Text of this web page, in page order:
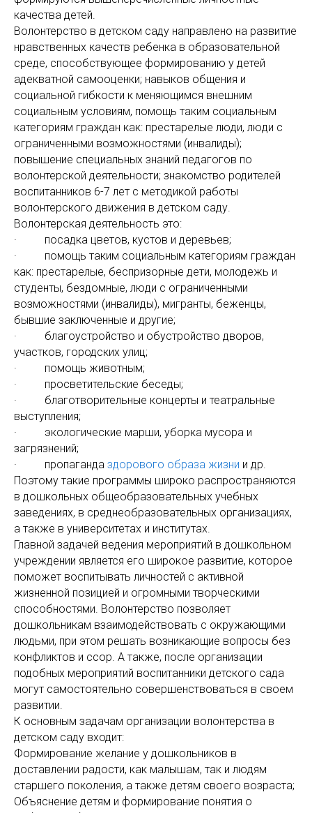
качества детей.
Волонтерство в детском саду направлено на развитие
нравственных качеств ребенка в образовательной
среде, способствующее формированию у детей
адекватной самооценки; навыков общения и
социальной гибкости к меняющимся внешним
социальным условиям, помощь таким социальным
категориям граждан как: престарелые люди, люди с
ограниченными возможностями (инвалиды);
повышение специальных знаний педагогов по
волонтерской деятельности; знакомство родителей
воспитанников 6-7 лет с методикой работы
волонтерского движения в детском саду.
Волонтерская деятельность это:
· посадка цветов, кустов и деревьев;
· помощь таким социальным категориям граждан
как: престарелые, беспризорные дети, молодежь и
студенты, бездомные, люди с ограниченными
возможностями (инвалиды), мигранты, беженцы,
бывшие заключенные и другие;
· благоустройство и обустройство дворов,
участков, городских улиц;
· помощь животным;
· просветительские беседы;
· благотворительные концерты и театральные
выступления;
· экологические марши, уборка мусора и
загрязнений;
· пропаганда здорового образа жизни и др.
Поэтому такие программы широко распространяются
в дошкольных общеобразовательных учебных
заведениях, в среднеобразовательных организациях,
а также в университетах и институтах.
Главной задачей ведения мероприятий в дошкольном
учреждении является его широкое развитие, которое
поможет воспитывать личностей с активной
жизненной позицией и огромными творческими
способностями. Волонтерство позволяет
дошкольникам взаимодействовать с окружающими
людьми, при этом решать возникающие вопросы без
конфликтов и ссор. А также, после организации
подобных мероприятий воспитанники детского сада
могут самостоятельно совершенствоваться в своем
развитии.
К основным задачам организации волонтерства в
детском саду входит:
Формирование желание у дошкольников в
доставлении радости, как малышам, так и людям
старшего поколения, а также детям своего возраста;
Объяснение детям и формирование понятия о